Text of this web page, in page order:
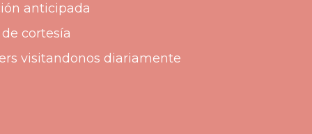
anticipada
cortesía
visitandonos diariamente